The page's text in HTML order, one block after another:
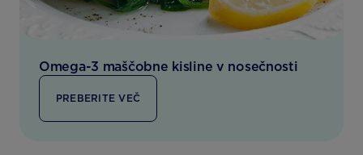
Omega-3 maščobne kisline v nosečnosti
PREBERITE VEČ